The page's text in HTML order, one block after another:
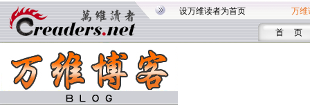
设万维读者为首页 万维
首 页